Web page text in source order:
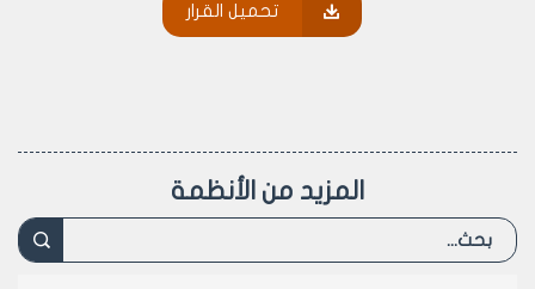
مادة 3- يمنح المرخص له موافقة مؤقتة بوضع كراسي
مبلغ مالي لصالح صندوق مجلس مدينة حلب ويحتسب
تحميل القرار
المزيد من الأنظمة